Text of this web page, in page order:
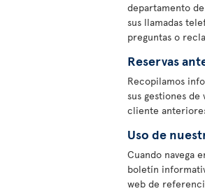
departamento
sus llamadas
preguntas o
Reservas
Recopilamos
sus gestiones
cliente
Uso de
Cuando navega
boletín
web de